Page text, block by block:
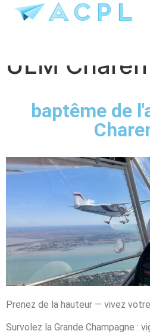
ULM
baptême de
Prenez de la hauteur — vivez
Survolez la Grande Champagne :